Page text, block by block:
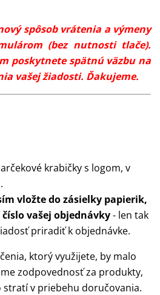
spôsob vrátenia a výmeny
(bez nutnosti tlače).
poskytnete spätnú väzbu na
vašej žiadosti. Ďakujeme.
krabičky s logom, v
vložte do zásielky papierik,
číslo vašej objednávky- len tak
priradiť k objednávke.
ktorý využijete, by malo
zodpovednosť za produkty,
stratí v priebehu doručovania.